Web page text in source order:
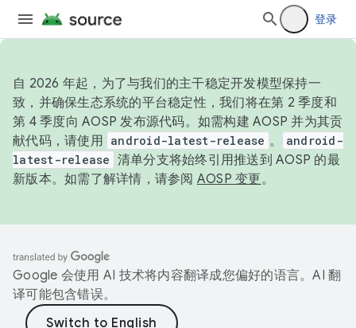
登录
自 2026 年起，为了与我们的主干稳定开发模型保持一
致，并确保生态系统的平台稳定性，我们将在第 2 季度和
第 4 季度向 AOSP 发布源代码。如需构建 AOSP 并为其贡
献代码，请使用 android-latest-release 。
android-
latest-release 清单分支将始终引用推送到 AOSP 的最
新版本。如需了解详情，请参阅 AOSP 变更。
Google 会使用 AI 技术将内容翻译成您偏好的语言。AI 翻
译可能包含错误。